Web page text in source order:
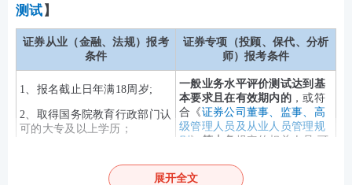
测试 】
证券从业（金融、法规）报考
条件
证券专项（投顾、保代、分析
师）报考条件
1、报名截止日年满18周岁;
2、取得国务院教育行政部门认
可的大专及以上学历；
化程度，且具有三十六个月以
一般业务水平评价测试达到基
本要求且在有效期内的 ，或符
合《证券公司董事、监事、高
级管理人员及从业人员管理规
则》 第十条 规定的相关人员,可
试。
展开全文